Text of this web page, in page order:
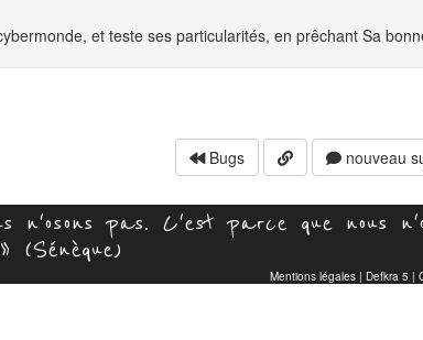
et teste ses particularités, en prêchant Sa
Bugs nouveau
pas. C'est parce que nous
(Sénèque)
Mentions légales | Defkra 5 |